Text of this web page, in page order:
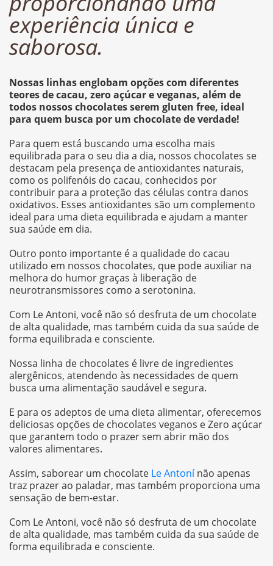
experiência única e
saborosa.
Nossas linhas englobam opções com diferentes
teores de cacau, zero açúcar e veganas, além de
todos nossos chocolates serem gluten free, ideal
para quem busca por um chocolate de verdade!
Para quem está buscando uma escolha mais
equilibrada para o seu dia a dia, nossos chocolates se
destacam pela presença de antioxidantes naturais,
como os polifenóis do cacau, conhecidos por
contribuir para a proteção das células contra danos
oxidativos. Esses antioxidantes são um complemento
ideal para uma dieta equilibrada e ajudam a manter
sua saúde em dia.
Outro ponto importante é a qualidade do cacau
utilizado em nossos chocolates, que pode auxiliar na
melhora do humor graças à liberação de
neurotransmissores como a serotonina.
Com Le Antoni, você não só desfruta de um chocolate
de alta qualidade, mas também cuida da sua saúde de
forma equilibrada e consciente.
Nossa linha de chocolates é livre de ingredientes
alergênicos, atendendo às necessidades de quem
busca uma alimentação saudável e segura.
E para os adeptos de uma dieta alimentar, oferecemos
deliciosas opções de chocolates veganos e Zero açúcar
que garantem todo o prazer sem abrir mão dos
valores alimentares.
Assim, saborear um chocolate Le Antonínão apenas
traz prazer ao paladar, mas também proporciona uma
sensação de bem-estar.
Com Le Antoni, você não só desfruta de um chocolate
de alta qualidade, mas também cuida da sua saúde de
forma equilibrada e consciente.